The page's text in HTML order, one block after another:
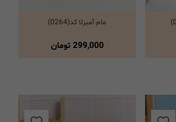
انتخاب گزینه ها
مام آمبرلا کد(0264)
299,000 تومان